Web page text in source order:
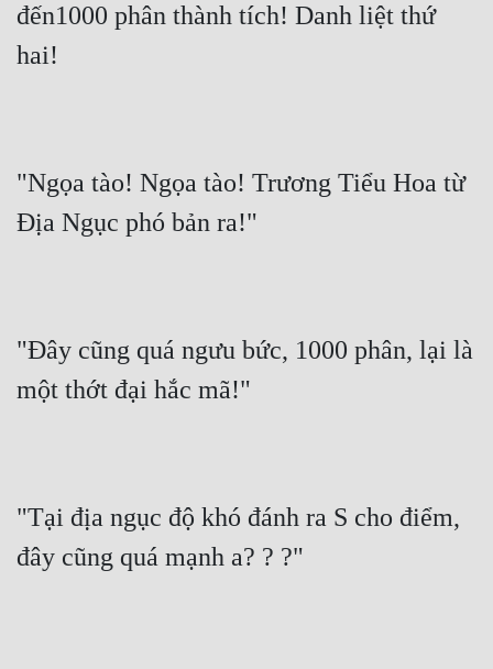
đến1000 phân thành tích! Danh liệt thứ
hai!
"Ngọa tào! Ngọa tào! Trương Tiểu Hoa từ
Địa Ngục phó bản ra!"
"Đây cũng quá ngưu bức, 1000 phân, lại là
một thớt đại hắc mã!"
"Tại địa ngục độ khó đánh ra S cho điểm,
đây cũng quá mạnh a? ? ?"